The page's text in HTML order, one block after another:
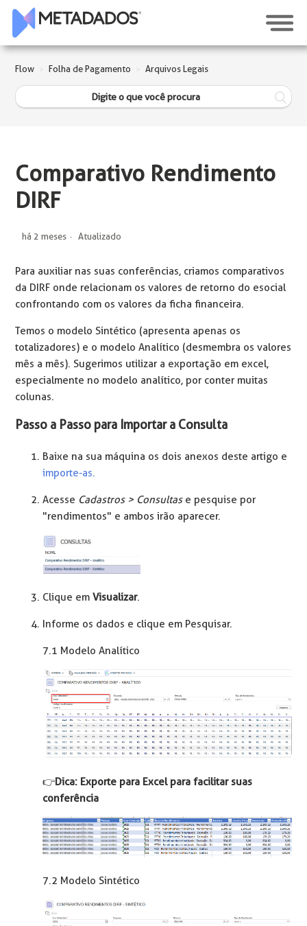
Flow Folha de Pagamento Arquivos Legais
Comparativo Rendimento
DIRF
há 2 meses Atualizado
Para auxiliar nas suas conferências, criamos comparativos
da DIRF onde relacionam os valores de retorno do esocial
confrontando com os valores da ficha financeira.
Temos o modelo Sintético (apresenta apenas os
totalizadores) e o modelo Analítico (desmembra os valores
mês a mês). Sugerimos utilizar a exportação em excel,
especialmente no modelo analítico, por conter muitas
colunas.
Passo a Passo para Importar a Consulta
Baixe na sua máquina os dois anexos deste artigo e
importe-as.
Acesse Cadastros > Consultase pesquise por
"rendimentos" e ambos irão aparecer.
Clique emVisualizar.
Informe os dados e clique em Pesquisar.
7.1 Modelo Analítico
👉️Dica: Exporte para Excel para facilitar suas
conferência
7.2 Modelo Sintético